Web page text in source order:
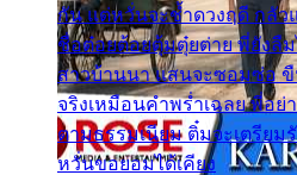
กัน แต่หวั่นจะช้ำดวงฤดี กลั
ชื่อต๋อยต้อยตุ้มตุ๋ยต่าย พี่ยังลืม
สาวบ้านนา แสนจะซอมซ่อ
จริงเหมือนคำพร่ำเฉลย พี่อ
ตามธรรมเนียม ติ๋มจะเตรียม
หวั่นขอยอมได้เคียง